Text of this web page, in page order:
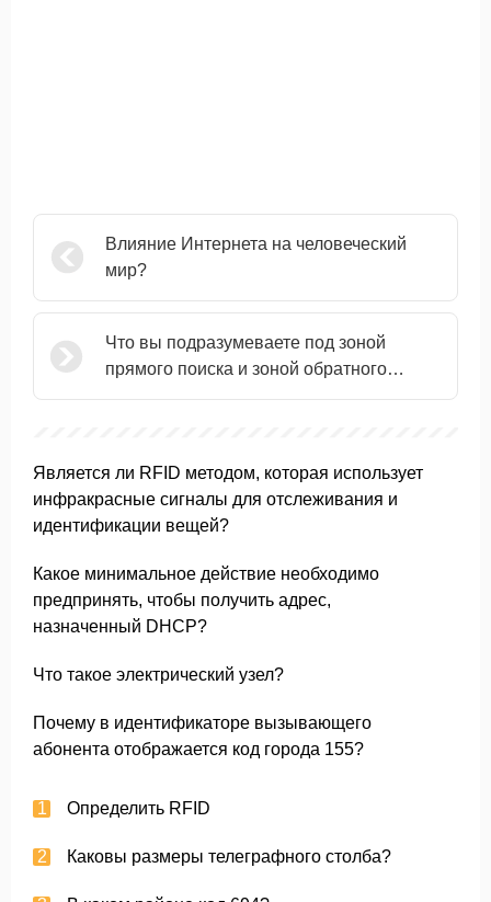
Влияние Интернета на человеческий
мир?
Что вы подразумеваете под зоной
прямого поиска и зоной обратного
поиска?
Является ли RFID методом, которая использует
инфракрасные сигналы для отслеживания и
идентификации вещей?
Какое минимальное действие необходимо
предпринять, чтобы получить адрес,
назначенный DHCP?
Что такое электрический узел?
Почему в идентификаторе вызывающего
абонента отображается код города 155?
Определить RFID
Каковы размеры телеграфного столба?